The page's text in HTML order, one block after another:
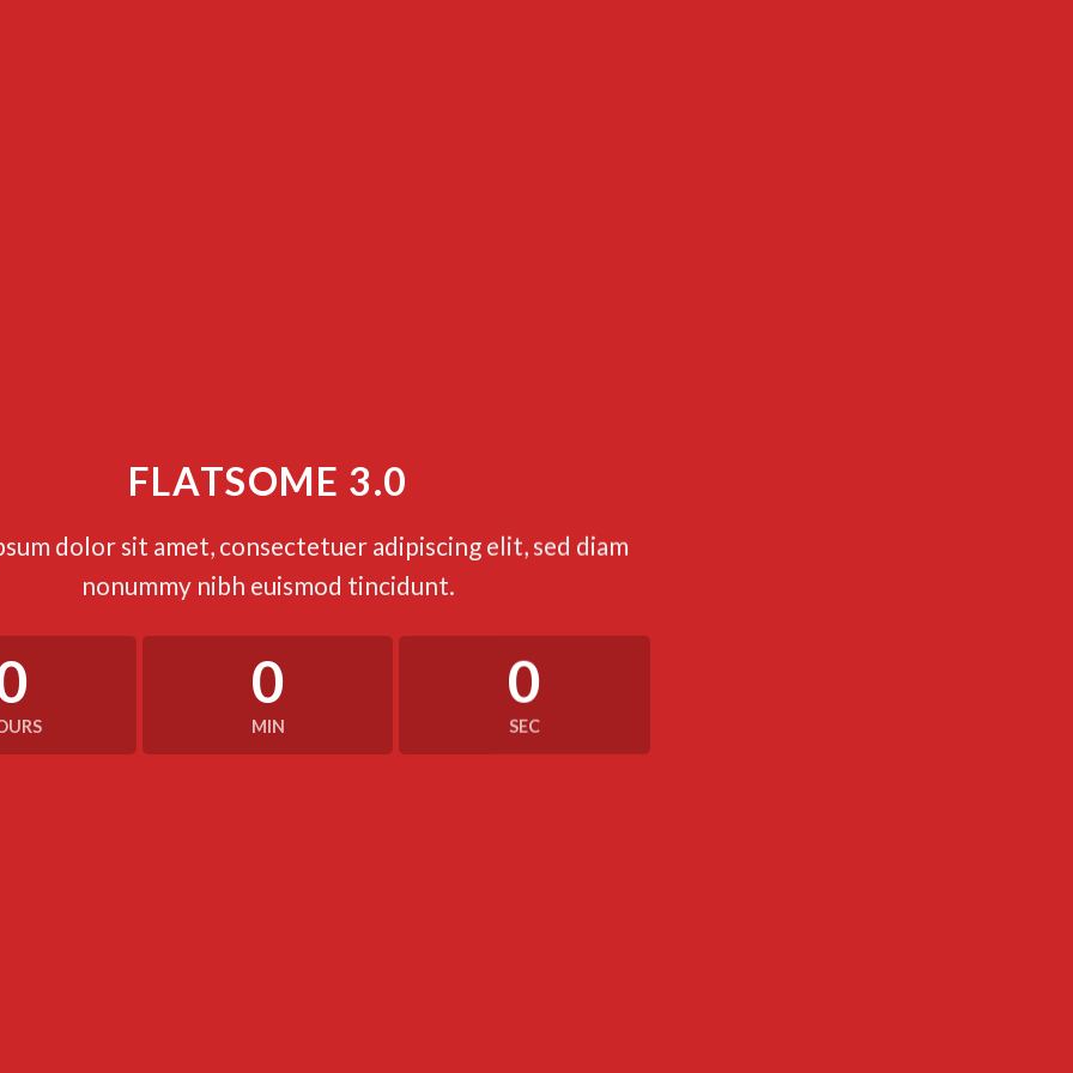
FLATSOME 3.0
dolor sit amet, consectetuer adipiscing elit, sed diam
nonummy nibh euismod tincidunt.
0
MIN
0
SEC